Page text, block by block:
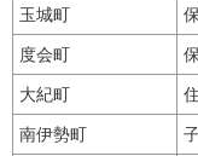
玉城町
度会町
大紀町
南伊勢町